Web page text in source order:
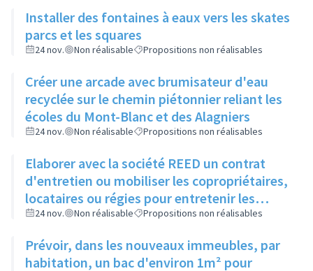
Installer des fontaines à eaux vers les skates
parcs et les squares
24 nov. Non réalisable Propositions non réalisables
Créer une arcade avec brumisateur d'eau
recyclée sur le chemin piétonnier reliant les
écoles du Mont-Blanc et des Alagniers
24 nov. Non réalisable Propositions non réalisables
Elaborer avec la société REED un contrat
d'entretien ou mobiliser les copropriétaires,
locataires ou régies pour entretenir les
espaces verts entre bâtiments
24 nov. Non réalisable Propositions non réalisables
Prévoir, dans les nouveaux immeubles, par
habitation, un bac d'environ 1m² pour